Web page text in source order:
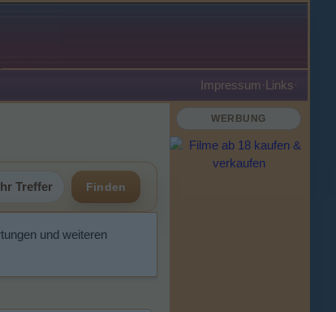
Impressum ·Links·
Treffer Finden
und weiteren
WERBUNG